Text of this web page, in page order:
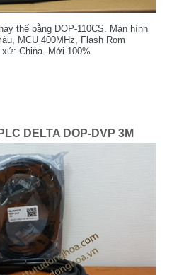
thế bằng DOP-110CS. Màn hình
MCU 400MHz, Flash Rom
China. Mới 100%.
DELTA DOP-DVP 3M